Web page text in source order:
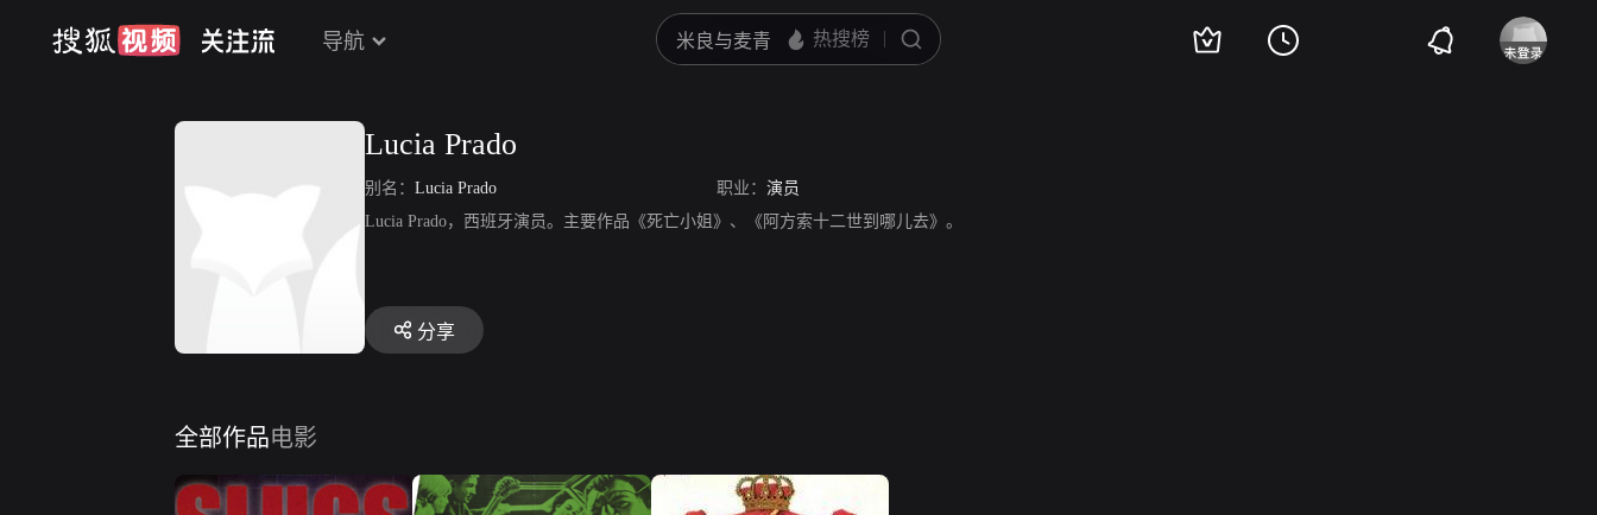
导航
Lucia Prado
别名： Lucia Prado 职业： 演员
Lucia Prado，西班牙演员。主要作品《死亡小姐》、《阿方索十二世到哪儿去》。
分享
全部作品电影